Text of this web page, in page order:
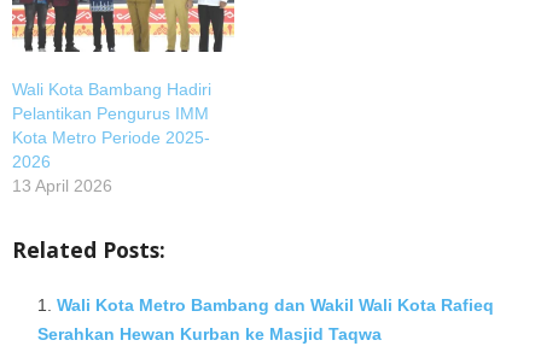
Wali Kota Bambang Hadiri
Pelantikan Pengurus IMM
Kota Metro Periode 2025-
2026
13 April 2026
Related Posts:
Wali Kota Metro Bambang dan Wakil Wali Kota Rafieq
Serahkan Hewan Kurban ke Masjid Taqwa